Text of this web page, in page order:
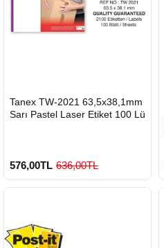
GÖNDERİ
Tanex TW-2021 63,5x38,1mm
Sarı Pastel Laser Etiket 100 Lü
576,00TL 636,00TL